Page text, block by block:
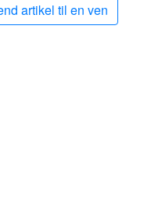
artikel til en ven